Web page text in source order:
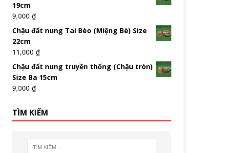
19cm
9,000 ₫
Chậu đất nung Tai Bèo (Miệng Bè) Size
22cm
11,000 ₫
Chậu đất nung truyền thống (Chậu tròn)
Size Ba 15cm
9,000 ₫
TÌM KIẾM